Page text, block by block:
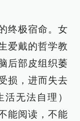
终极宿命。女
爱戴的哲学教
后部皮组织萎
损，进而失去
无法自理）
能阅读，不能